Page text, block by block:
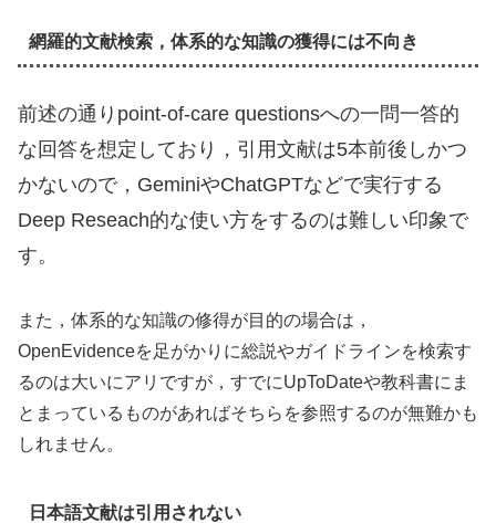
網羅的文献検索，体系的な知識の獲得には不向き
前述の通りpoint-of-care questionsへの一問一答的
な回答を想定しており，引用文献は5本前後しかつ
かないので，GeminiやChatGPTなどで実行する
Deep Reseach的な使い方をするのは難しい印象で
す。
また，体系的な知識の修得が目的の場合は，
OpenEvidenceを足がかりに総説やガイドラインを検索す
るのは大いにアリですが，すでにUpToDateや教科書にま
とまっているものがあればそちらを参照するのが無難かも
しれません。
日本語文献は引用されない